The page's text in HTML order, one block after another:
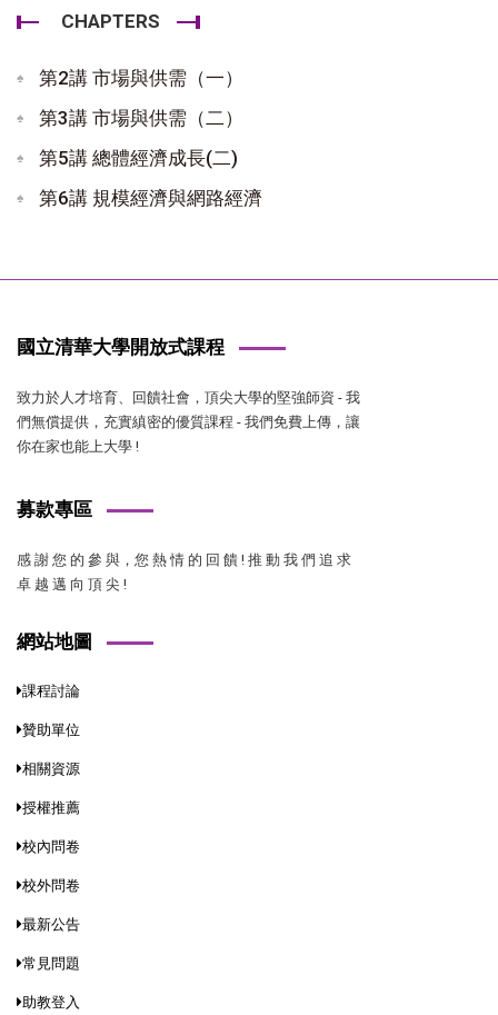
CHAPTERS
第2講 市場與供需（一）
第3講 市場與供需（二）
第5講 總體經濟成長(二)
第6講 規模經濟與網路經濟
國立清華大學開放式課程
致力於人才培育、回饋社會，頂尖大學的堅強師資 - 我
們無償提供，充實縝密的優質課程 - 我們免費上傳，讓
你在家也能上大學 !
募款專區
感 謝 您 的 參 與，您 熱 情 的 回 饋 ! 推 動 我 們 追 求
卓 越 邁 向 頂 尖 !
網站地圖
課程討論
贊助單位
相關資源
授權推薦
校內問卷
校外問卷
最新公告
常見問題
助教登入